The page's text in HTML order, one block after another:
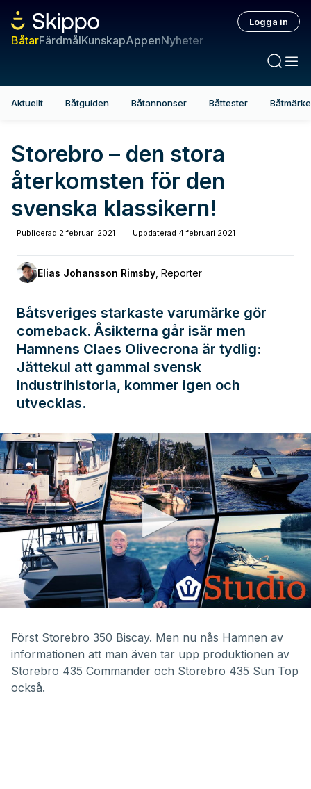
BåtarFärdmålKunskapAppenNyheter
Logga in
Aktuellt Båtguiden Båtannonser Båttester
Storebro – den stora
återkomsten för den
svenska klassikern!
Publicerad 2 februari 2021 Uppdaterad 4 februari 2021
Elias Johansson Rimsby Reporter
Båtsveriges starkaste varumärke gör
comeback. Åsikterna går isär men
Hamnens Claes Olivecrona är tydlig:
Jättekul att gammal svensk
industrihistoria, kommer igen och
utvecklas.
minutes,
seconds
Först Storebro 350 Biscay. Men nu nås Hamnen av
informationen att man även tar upp produktionen av
Storebro 435 Commander och Storebro 435 Sun Top
också.